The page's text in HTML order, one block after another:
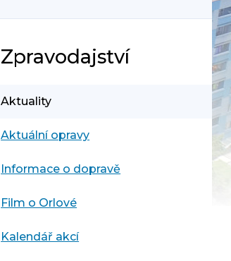
Zpravodajství
Aktuality
Aktuální opravy
Informace o dopravě
Film o Orlové
Kalendář akcí